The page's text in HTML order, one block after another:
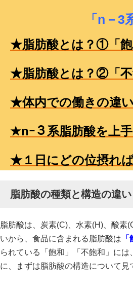
「n－3
★脂肪酸とは？①「飽
★脂肪酸とは？②「不
★体内での働きの違
★nｰ３系脂肪酸を上
★１日にどの位摂れ
脂肪酸の種類と構造の違い
脂肪酸は、炭素(C)、水素(H)、酸素
いから、食品に含まれる脂肪酸は
られている「飽和」「不飽和」に
に、まずは脂肪酸の構造について見